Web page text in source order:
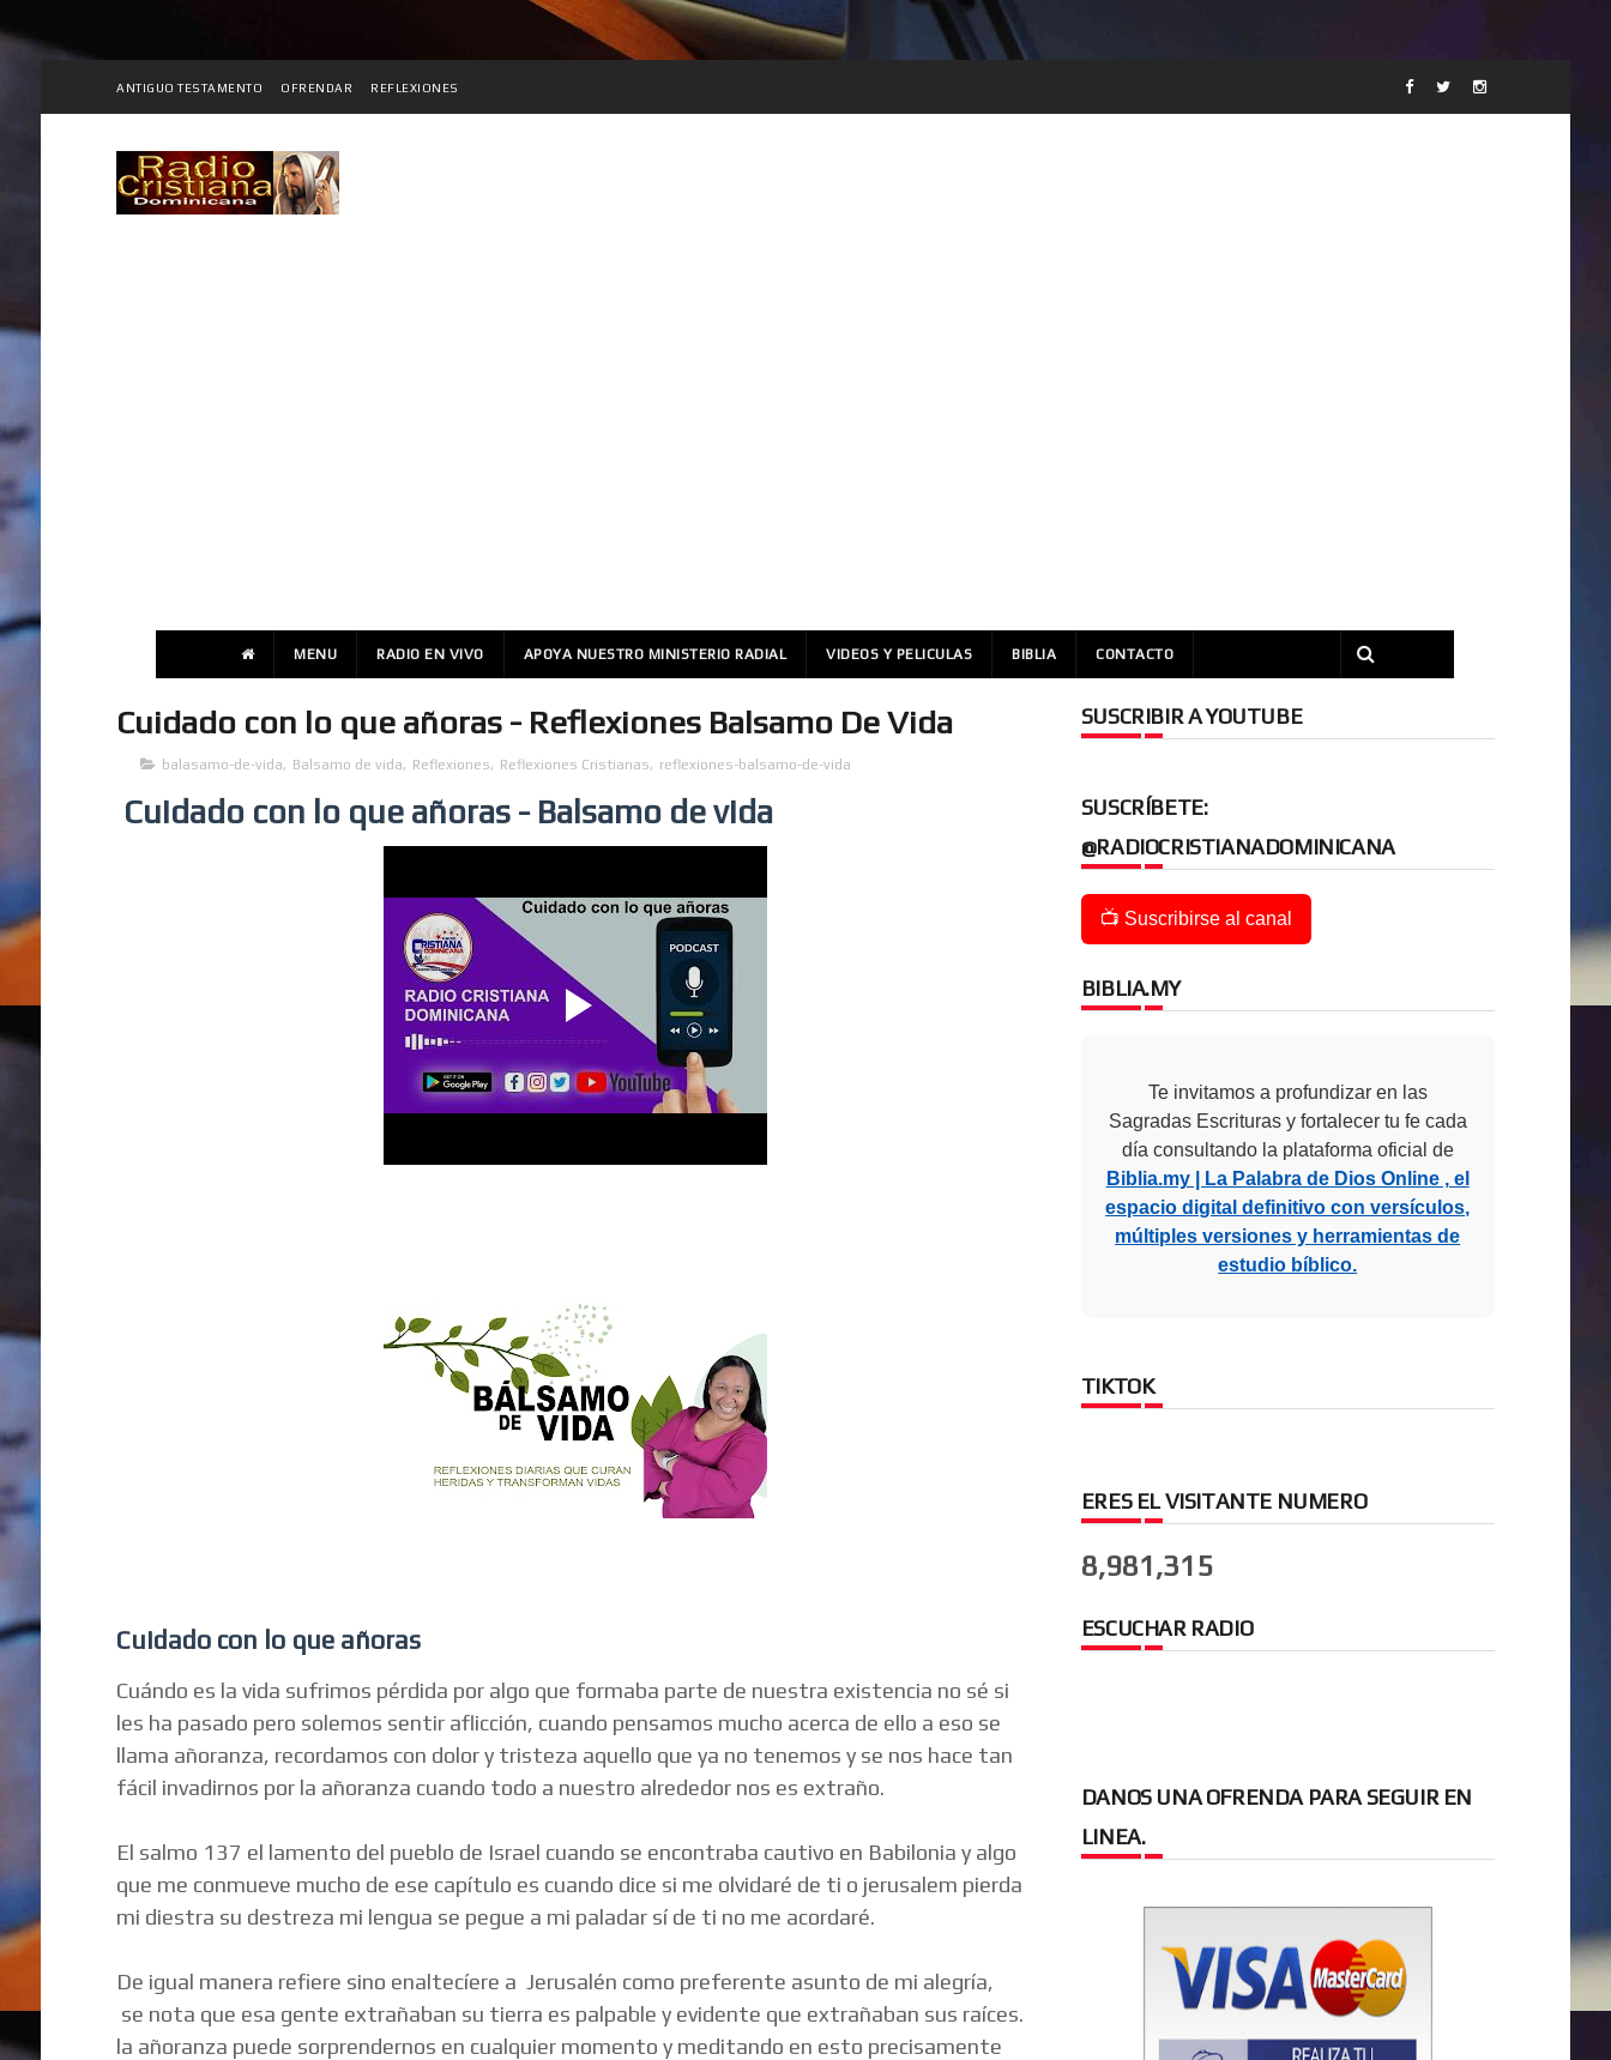
ANTIGUO TESTAMENTO OFRENDAR REFLEXIONES
MENU RADIO EN VIVO APOYA NUESTRO MINISTERIO RADIAL VIDEOS Y PELICULAS BIBLIA CONTACTO
Cuidado con lo que añoras - Reflexiones Balsamo De Vida
balasamo-de-vida, Balsamo de vida, Reflexiones, Reflexiones Cristianas, reflexiones-balsamo-de-vida
Cuidado con lo que añoras - Balsamo de vida
Cuidado con lo que añoras
Cuándo es la vida sufrimos pérdida por algo que formaba parte de nuestra existencia no sé si
les ha pasado pero solemos sentir aflicción, cuando pensamos mucho acerca de ello a eso se
llama añoranza, recordamos con dolor y tristeza aquello que ya no tenemos y se nos hace tan
fácil invadirnos por la añoranza cuando todo a nuestro alrededor nos es extraño.
El salmo 137 el lamento del pueblo de Israel cuando se encontraba cautivo en Babilonia y algo
que me conmueve mucho de ese capítulo es cuando dice si me olvidaré de ti o jerusalem pierda
mi diestra su destreza mi lengua se pegue a mi paladar sí de ti no me acordaré.
De igual manera refiere sino enaltecíere a Jerusalén como preferente asunto de mi alegría,
se nota que esa gente extrañaban su tierra es palpable y evidente que extrañaban sus raíces.
la añoranza puede sorprendernos en cualquier momento y meditando en esto precisamente
SUSCRIBIR A YOUTUBE
SUSCRÍBETE:
@RADIOCRISTIANADOMINICANA
📺 Suscribirse al canal
BIBLIA.MY
Te invitamos a profundizar en las
Sagradas Escrituras y fortalecer tu fe cada
día consultando la plataforma oficial de
Biblia.my | La Palabra de Dios Online , el
espacio digital definitivo con versículos,
múltiples versiones y herramientas de
estudio bíblico.
TIKTOK
ERES EL VISITANTE NUMERO
8,981,315
ESCUCHAR RADIO
DANOS UNA OFRENDA PARA SEGUIR EN
LINEA.